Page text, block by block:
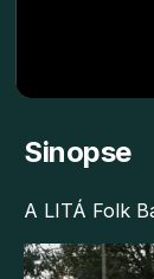
Sinopse
A LITÁ Folk